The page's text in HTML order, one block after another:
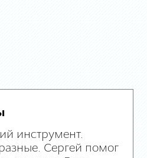
инструмент.
Сергей помог